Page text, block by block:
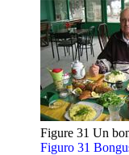
Figure 31 Un
Figuro 31